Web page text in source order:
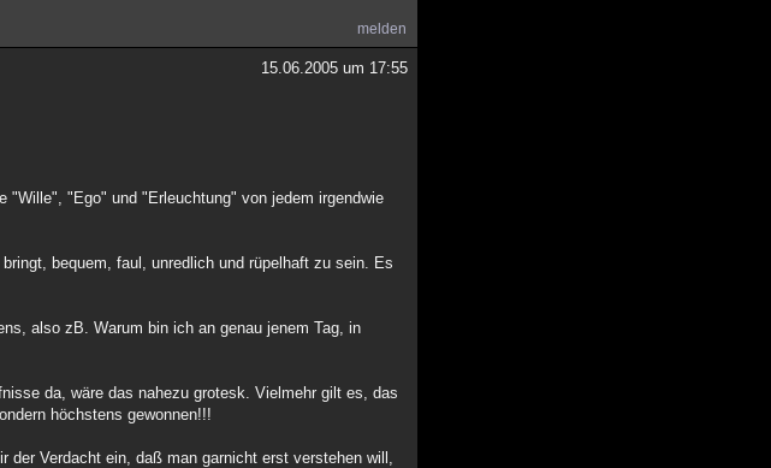
melden
15.06.2005 um 17:55
"Wille", "Ego" und "Erleuchtung" von jedem irgendwie
bequem, faul, unredlich und rüpelhaft zu sein. Es
also zB. Warum bin ich an genau jenem Tag, in
da, wäre das nahezu grotesk. Vielmehr gilt es, das
höchstens gewonnen!!!
der Verdacht ein, daß man garnicht erst verstehen will,